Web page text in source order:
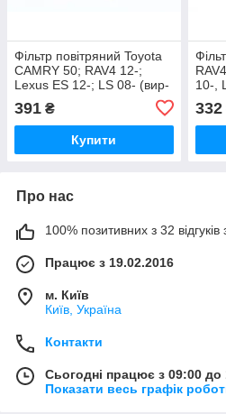
Фільтр повітряний Toyota
CAMRY 50; RAV4 12-;
Lexus ES 12-; LS 08- (вир-
UA51
391 ₴
Купити
10-,
332
Про нас
100% позитивних з 32 відгуків
Працює з 19.02.2016
м. Київ
Київ, Україна
Контакти
Сьогодні працює з 09:00 до
Показати весь графік